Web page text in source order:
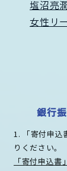
塩沼亮
女性リ
銀行
1. 「寄付申込
りください。
「寄付申込書」